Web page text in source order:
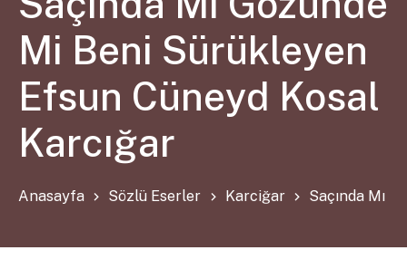
Mi Beni Sürükleyen
Efsun Cüneyd Kosal
Karcığar
Anasayfa Sözlü Eserler Karciğar Saçında Mı